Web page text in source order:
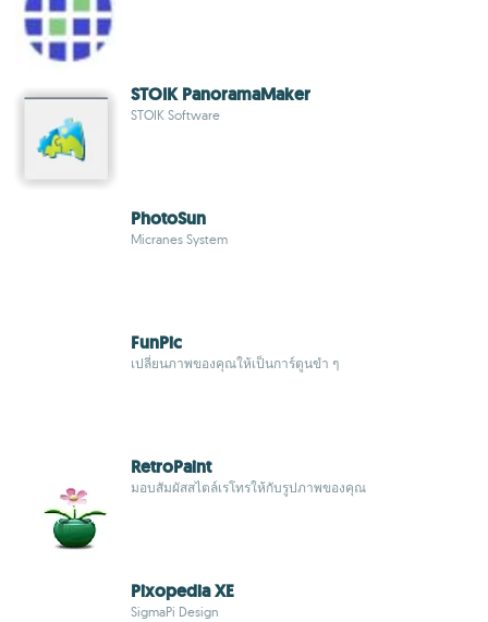
STOIK PanoramaMaker
STOIK Software
PhotoSun
Micranes System
FunPic
เปลี่ยนภาพของคุณให้เป็นการ์ตูนขำ ๆ
RetroPaint
มอบสัมผัสสไตล์เรโทรให้กับรูปภาพของคุณ
Pixopedia XE
SigmaPi Design